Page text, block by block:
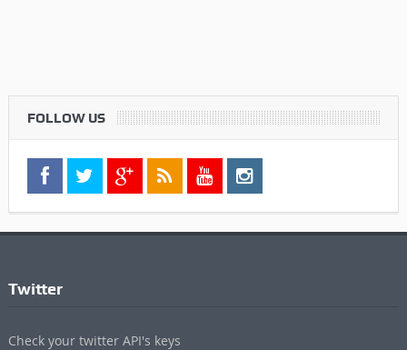
FOLLOW US
Twitter
Check your twitter API's keys